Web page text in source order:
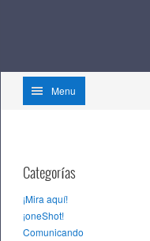
Menu
Categorías
¡Mira aquí!
¡oneShot!
Comunicando